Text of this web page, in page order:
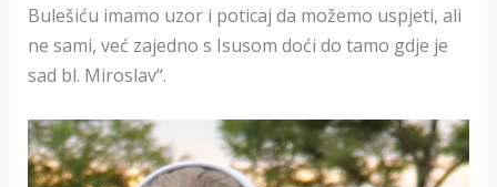
Bulešiću imamo uzor i poticaj da možemo uspjeti, ali
ne sami, već zajedno s Isusom doći do tamo gdje je
sad bl. Miroslav“.